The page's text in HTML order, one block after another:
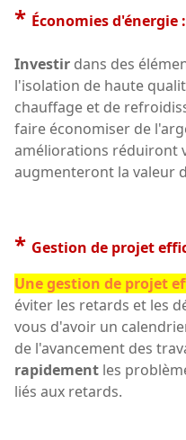
* Économies d'énergie :
Investir dans des
l'isolation de haute
chauffage et de
faire économiser de
améliorations réduiront
augmenteront la valeur
* Gestion de projet
Une gestion de projet
éviter les retards et les
vous d'avoir un
de l'avancement des
rapidement les
liés aux retards.